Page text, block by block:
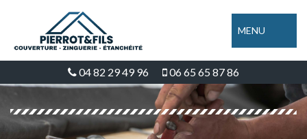
MENU
04 82 29 49 96 06 65 65 87 86